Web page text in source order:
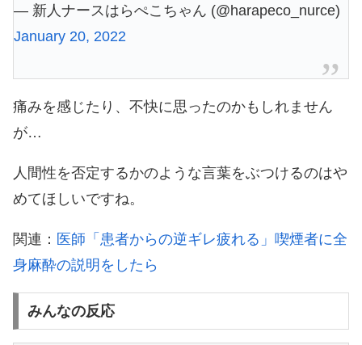
— 新人ナースはらぺこちゃん (@harapeco_nurce)
January 20, 2022
痛みを感じたり、不快に思ったのかもしれません
が…
人間性を否定するかのような言葉をぶつけるのはや
めてほしいですね。
関連： 医師「患者からの逆ギレ疲れる」喫煙者に全
身麻酔の説明をしたら
みんなの反応